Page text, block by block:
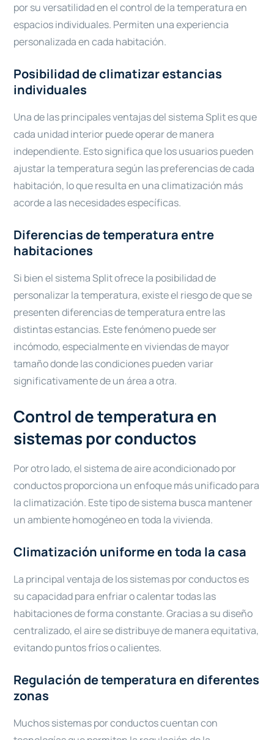
por su versatilidad en el control de la temperatura en
espacios individuales. Permiten una experiencia
personalizada en cada habitación.
Posibilidad de climatizar estancias
individuales
Una de las principales ventajas del sistema Split es que
cada unidad interior puede operar de manera
independiente. Esto significa que los usuarios pueden
ajustar la temperatura según las preferencias de cada
habitación, lo que resulta en una climatización más
acorde a las necesidades específicas.
Diferencias de temperatura entre
habitaciones
Si bien el sistema Split ofrece la posibilidad de
personalizar la temperatura, existe el riesgo de que se
presenten diferencias de temperatura entre las
distintas estancias. Este fenómeno puede ser
incómodo, especialmente en viviendas de mayor
tamaño donde las condiciones pueden variar
significativamente de un área a otra.
Control de temperatura en
sistemas por conductos
Por otro lado, el sistema de aire acondicionado por
conductos proporciona un enfoque más unificado para
la climatización. Este tipo de sistema busca mantener
un ambiente homogéneo en toda la vivienda.
Climatización uniforme en toda la casa
La principal ventaja de los sistemas por conductos es
su capacidad para enfriar o calentar todas las
habitaciones de forma constante. Gracias a su diseño
centralizado, el aire se distribuye de manera equitativa,
evitando puntos fríos o calientes.
Regulación de temperatura en diferentes
zonas
Muchos sistemas por conductos cuentan con